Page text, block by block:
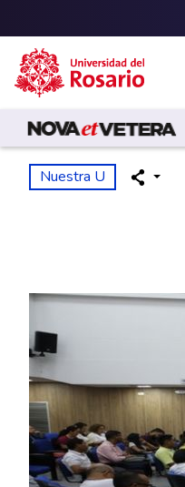
Pasar al contenido principal
Nuestra U